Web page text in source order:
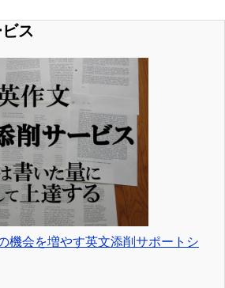
ス
機会を増やす英文添削サポートシ